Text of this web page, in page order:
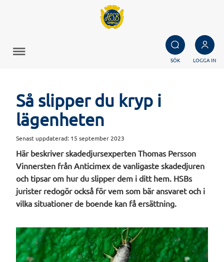
SÖK LOGGA IN
Så slipper du kryp i
lägenheten
Senast uppdaterad: 15 september 2023
Här beskriver skadedjursexperten Thomas Persson
Vinnersten från Anticimex de vanligaste skadedjuren
och tipsar om hur du slipper dem i ditt hem. HSBs
jurister redogör också för vem som bär ansvaret och i
vilka situationer de boende kan få ersättning.